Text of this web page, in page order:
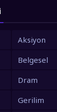
Aksiyon
Belgesel
Dram
Gerilim